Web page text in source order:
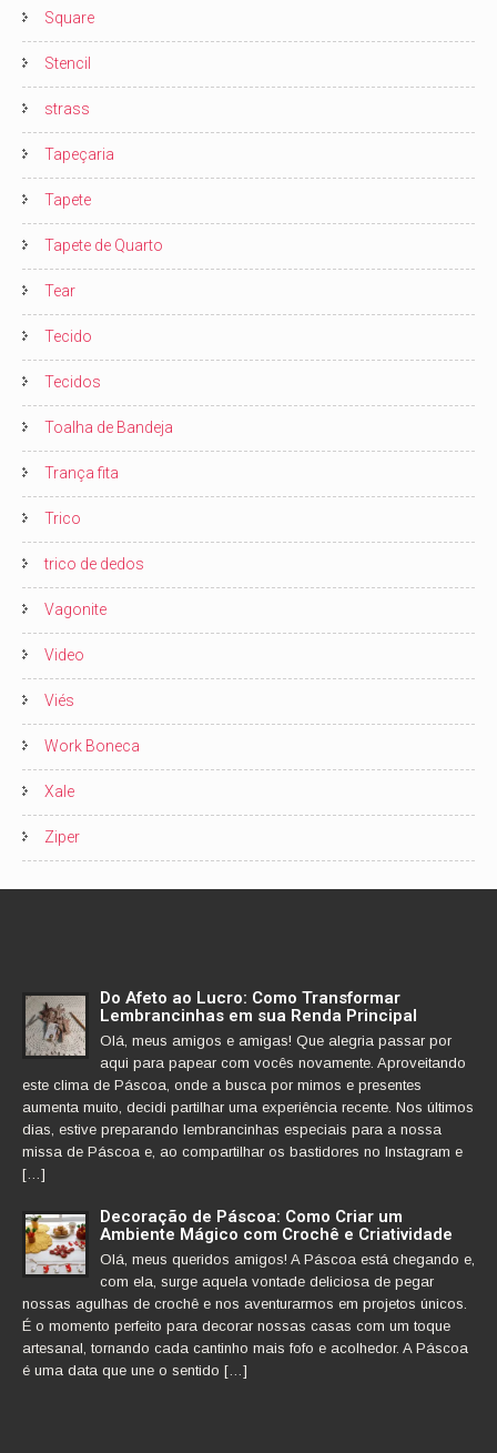
Square
Stencil
strass
Tapeçaria
Tapete
Tapete de Quarto
Tear
Tecido
Tecidos
Toalha de Bandeja
Trança fita
Trico
trico de dedos
Vagonite
Video
Viés
Work Boneca
Xale
Ziper
Do Afeto ao Lucro: Como Transformar
Lembrancinhas em sua Renda Principal
Olá, meus amigos e amigas! Que alegria passar por
aqui para papear com vocês novamente. Aproveitando
este clima de Páscoa, onde a busca por mimos e presentes
aumenta muito, decidi partilhar uma experiência recente. Nos últimos
dias, estive preparando lembrancinhas especiais para a nossa
missa de Páscoa e, ao compartilhar os bastidores no Instagram e
[…]
Decoração de Páscoa: Como Criar um
Ambiente Mágico com Crochê e Criatividade
Olá, meus queridos amigos! A Páscoa está chegando e,
com ela, surge aquela vontade deliciosa de pegar
nossas agulhas de crochê e nos aventurarmos em projetos únicos.
É o momento perfeito para decorar nossas casas com um toque
artesanal, tornando cada cantinho mais fofo e acolhedor. A Páscoa
é uma data que une o sentido […]